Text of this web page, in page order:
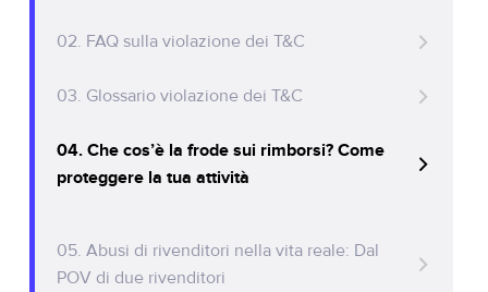
Policy Protect
Events
Stampa
02. FAQ sulla violazione dei T&C
03. Glossario violazione dei T&C
04. Che cos’è la frode sui rimborsi? Come
proteggere la tua attività
Un danno per i commercianti di eCommerce
05. Abusi di rivenditori nella vita reale: Dal
POV di due rivenditori